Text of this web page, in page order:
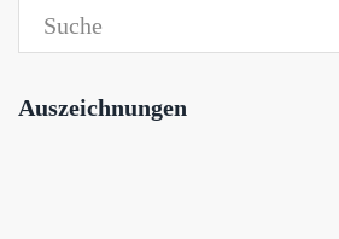
Auszeichnungen